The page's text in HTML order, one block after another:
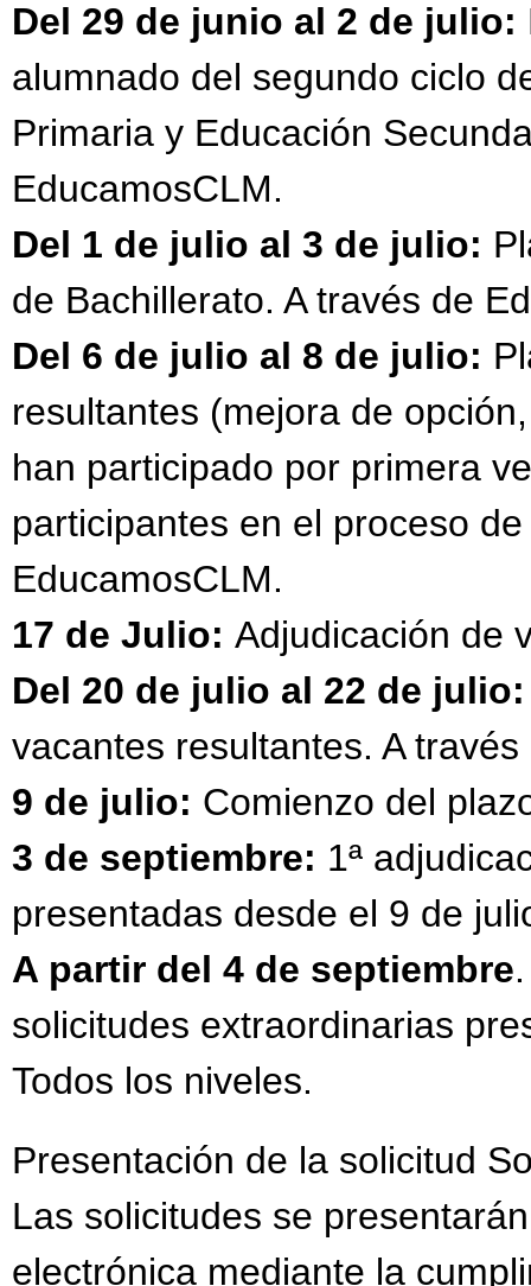
Del 29 de junio al 2 de julio:
alumnado del segundo ciclo
Primaria y Educación
EducamosCLM.
Del 1 de julio al 3 de julio:
de Bachillerato. A través de
Del 6 de julio al 8 de julio:
resultantes (mejora de
han participado por primera
participantes en el proceso
EducamosCLM.
17 de Julio: Adjudicación de
Del 20 de julio al 22 de
vacantes resultantes. A
9 de julio: Comienzo del
3 de septiembre: 1ª
presentadas desde el 9 de
A partir del 4 de septiembre
solicitudes extraordinarias
Todos los niveles.
Presentación de la solicitud
Las solicitudes se
electrónica mediante la